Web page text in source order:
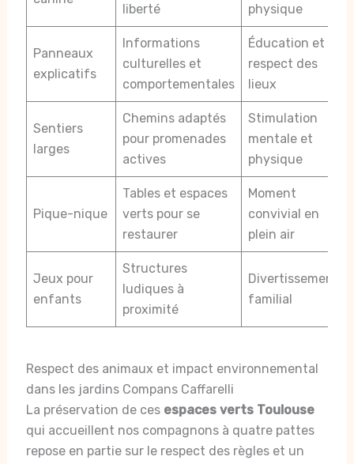
liberté
physique
Panneaux
explicatifs
Informations
culturelles et
comportementales
Éducation et
respect des
lieux
Sentiers
larges
Chemins adaptés
pour promenades
actives
Stimulation
mentale et
physique
Pique-nique
Tables et espaces
verts pour se
restaurer
Moment
convivial en
plein air
Jeux pour
enfants
Structures
ludiques à
proximité
Divertissement
familial
Respect des animaux et impact environnemental
dans les jardins Compans Caffarelli
La préservation de ces espaces verts Toulouse
qui accueillent nos compagnons à quatre pattes
repose en partie sur le respect des règles et un